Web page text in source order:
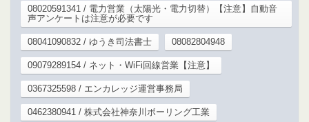
08020591341 / 電力営業（太陽光・電力切替）【注意】自動音
声アンケートは注意が必要です
08041090832 / ゆうき司法書士 08082804948
09079289154 / ネット・WiFi回線営業【注意】
0367325598 / エンカレッジ運営事務局
0462380941 / 株式会社神奈川ボーリング工業